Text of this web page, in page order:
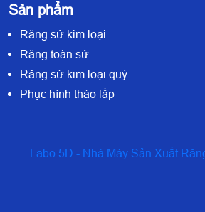
Sản phẩm
Răng sứ kim loại
Răng toàn sứ
Răng sứ kim loại quý
Phục hình tháo lắp
Labo 5D - Nhà Máy Sản Xuất